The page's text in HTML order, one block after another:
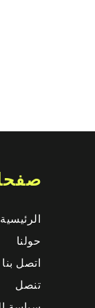
الرئيسية
حولنا
اتصل بنا
تنصل